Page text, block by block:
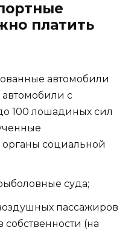
платить
автомобили
с
100 лошадиных сил
социальной
суда;
пассажиров
собственности (на